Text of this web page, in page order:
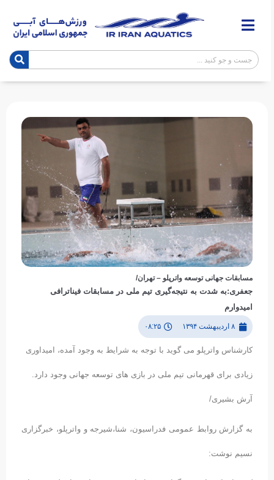
مسابقات جهانی توسعه واترپلو – تهران/
جعفری:به شدت به نتیجه‌گیری تیم ملی در مسابقات فیناترافی
امیدوارم
۸ اردیبهشت ۱۳۹۴ ۰۸:۲۵
کارشناس واترپلو می گوید با توجه به شرایط به وجود آمده، امیداوری
زیادی برای قهرمانی تیم ملی در بازی های توسعه جهانی وجود دارد.
آرش بشیری/
به گزارش روابط عمومی فدراسیون، شنا،شیرجه و واترپلو، خبرگزاری
نسیم نوشت: